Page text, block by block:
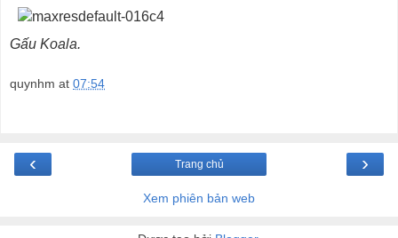
Gấu Koala.
quynhm at 07:54
‹ ›
Trang chủ
Xem phiên bản web